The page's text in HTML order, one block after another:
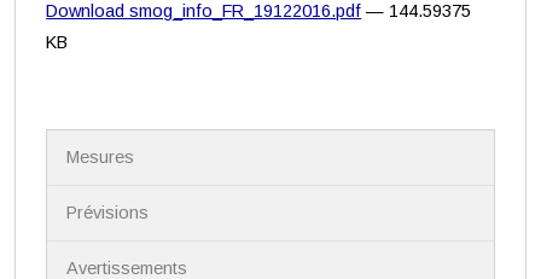
Download smog_info_FR_19122016.pdf — 144.59375
KB
Mesures
Prévisions
Avertissements